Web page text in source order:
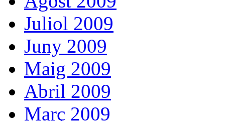
Juliol 2009
Juny 2009
Maig 2009
Abril 2009
Març 2009